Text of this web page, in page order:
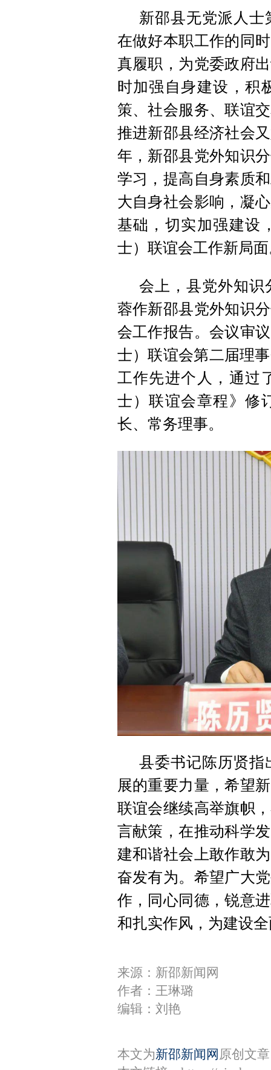
新邵县无党派人
在做好本职工作的同
真履职，为党委政府
时加强自身建设，积
策、社会服务、联谊
推进新邵县经济社会
年，新邵县党外知识
学习，提高自身素质
大自身社会影响，凝
基础，切实加强建设
士）联谊会工作新局
会上，县党外知识
蓉作新邵县党外知识
会工作报告。会议审
士）联谊会第二届理
工作先进个人，通过
士）联谊会章程》修
长、常务理事。
县委书记陈历贤指
展的重要力量，希望
联谊会继续高举旗帜
言献策，在推动科学
建和谐社会上敢作敢
奋发有为。希望广大
作，同心同德，锐意
和扎实作风，为建设
来源：新邵新闻网
作者：王琳璐
编辑：刘艳
本文为新邵新闻网 原创文